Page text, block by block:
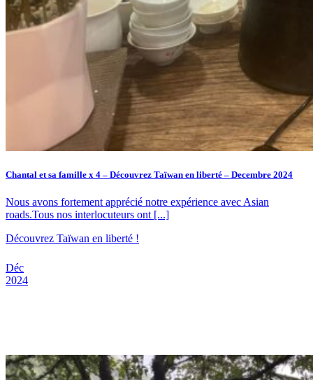
Chantal et sa famille x 4 – Découvrez Taïwan en liberté – Decembre 2024
Nous avons fortement apprécié notre expérience avec Asian
roads.Tous nos interlocuteurs ont [...]
Découvrez Taïwan en liberté !
Déc
2024